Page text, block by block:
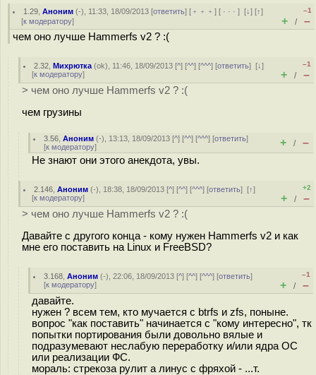
1.29 ,Аноним (-), 11:33, 18/09/2013 [ответить] [ ﹢﹢﹢] [ · · ·][↓] [↑]
[к модератору]
–1
+ / –
чем оно лучше Hammerfs v2 ? :(
2.32 ,Михрютка (ok), 11:46, 18/09/2013 [^] [^^] [^^^] [ответить][↓]
[к модератору]
–1
+ / –
> чем оно лучше Hammerfs v2 ? :(
чем грузины
3.56 ,Аноним (-), 13:13, 18/09/2013 [^] [^^] [^^^] [ответить]
[к модератору] + / –
Не знают они этого анекдота, увы.
2.146 ,Аноним (-), 18:38, 18/09/2013 [^] [^^] [^^^] [ответить][↑]
[к модератору]
+2
+ / –
> чем оно лучше Hammerfs v2 ? :(
Давайте с другого конца - кому нужен Hammerfs v2 и как
мне его поставить на Linux и FreeBSD?
3.168 ,Аноним (-), 22:06, 18/09/2013 [^] [^^] [^^^] [ответить]
[к модератору]
–1
+ / –
давайте.
нужен ? всем тем, кто мучается с btrfs и zfs, поныне.
вопрос "как поставить" начинается с "кому интересно", тк
попытки портирования были довольно вялые и
подразумевают неслабую переработку и/или ядра ОС
или реализации ФС.
мораль: стрекоза рулит а линус с фряхой - ...т.